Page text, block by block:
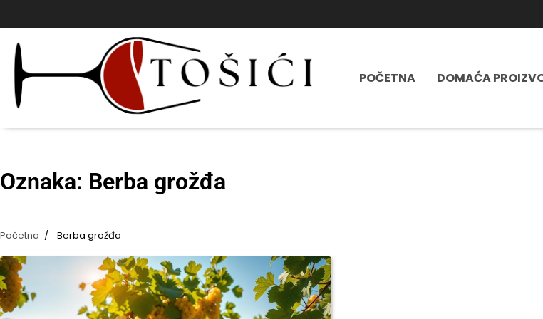
to
content
POČETNA DOMAĆA
Oznaka: Berba grožđa
Početna Berba grožđa